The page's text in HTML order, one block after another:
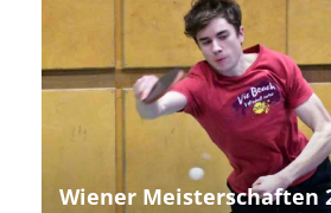
Wiener Meisterschaften